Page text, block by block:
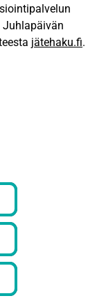
Juhlapäivän
jätehaku.fi.